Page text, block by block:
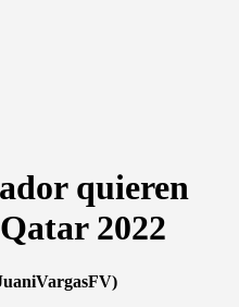
quieren
2022